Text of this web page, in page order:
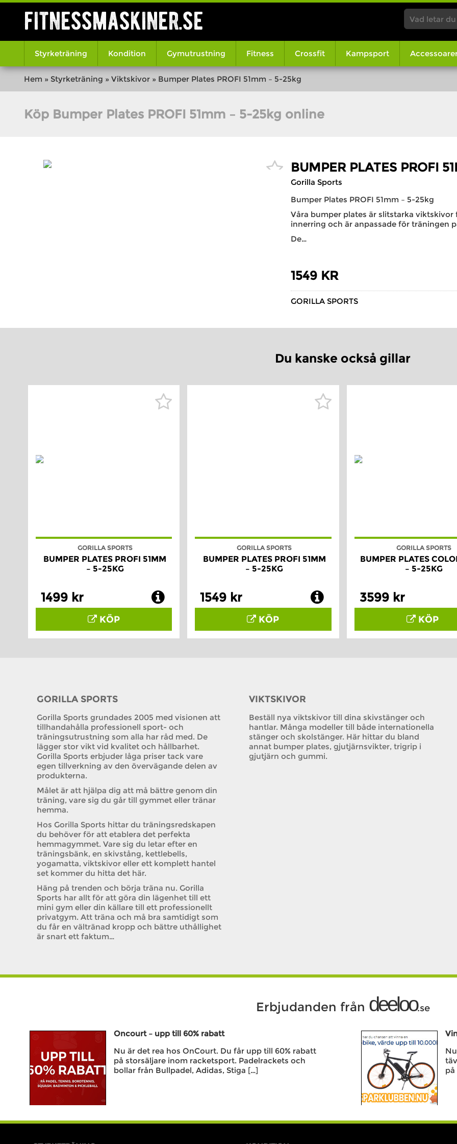
fitnessmaskiner.se
Styrketräning Kondition Gymutrustning Fitness Crossfit Kampsport
Hem » Styrketräning » Viktskivor » Bumper Plates PROFI 51mm – 5-25kg
Köp Bumper Plates PROFI 51mm – 5-25kg online
BUMPER PLATES PROFI
Gorilla Sports
Bumper Plates PROFI 51mm – 5-25kg
Våra bumper plates är slitstarka
innerring och är anpassade för
De…
1549 KR
GORILLA SPORTS
Du kanske också gillar
GORILLA SPORTS
BUMPER PLATES PROFI 51MM
– 5-25KG
1499 kr
KÖP
GORILLA SPORTS
BUMPER PLATES PROFI 51MM
– 5-25KG
1549 kr
KÖP
GORILLA SPORTS
BUMPER PLATES
– 5-25KG
3599 kr
KÖP
GORILLA SPORTS
Gorilla Sports grundades 2005 med visionen att
tillhandahålla professionell sport- och
träningsutrustning som alla har råd med. De
lägger stor vikt vid kvalitet och hållbarhet.
Gorilla Sports erbjuder låga priser tack vare
egen tillverkning av den övervägande delen av
produkterna.
Målet är att hjälpa dig att må bättre genom din
träning, vare sig du går till gymmet eller tränar
hemma.
Hos Gorilla Sports hittar du träningsredskapen
du behöver för att etablera det perfekta
hemmagymmet. Vare sig du letar efter en
träningsbänk, en skivstång, kettlebells,
yogamatta, viktskivor eller ett komplett hantel
set kommer du hitta det här.
Häng på trenden och börja träna nu. Gorilla
Sports har allt för att göra din lägenhet till ett
mini gym eller din källare till ett professionellt
privatgym. Att träna och må bra samtidigt som
du får en vältränad kropp och bättre uthållighet
är snart ett faktum…
VIKTSKIVOR
Beställ nya viktskivor till dina skivstänger och
hantlar. Många modeller till både internationella
stänger och skolstänger. Här hittar du bland
annat bumper plates, gjutjärnsvikter, trigrip i
gjutjärn och gummi.
Erbjudanden från deeloo.se
Oncourt – upp till 60% rabatt
Nu är det rea hos OnCourt. Du får upp till 60% rabatt
på storsäljare inom racketsport. Padelrackets och
bollar från Bullpadel, Adidas, Stiga […]
på